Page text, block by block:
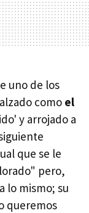
uno de los
como el
y arrojado a
que se le
pero,
lo mismo; su
queremos